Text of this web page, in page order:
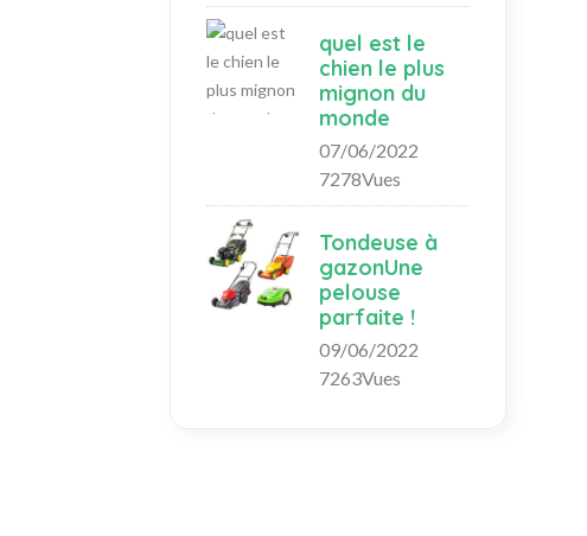
quel est le
chien le plus
mignon du
monde
07/06/2022
7278Vues
Tondeuse à
gazonUne
pelouse
parfaite !
09/06/2022
7263Vues